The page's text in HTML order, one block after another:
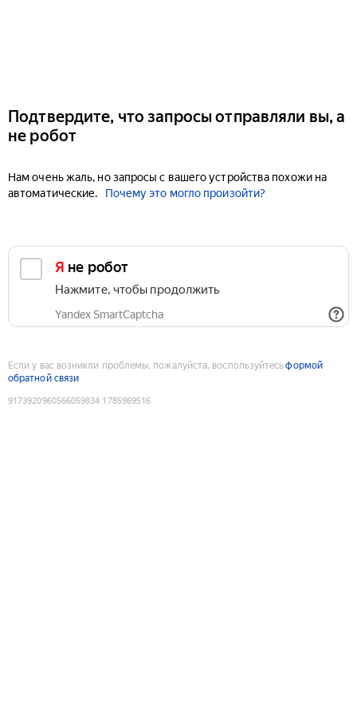
Подтвердите, что запросы отправляли вы, а
не робот
Нам очень жаль, но запросы с вашего устройства похожи на
автоматические.
Почему это могло произойти?
Я не робот
Нажмите, чтобы продолжить
Yandex SmartCaptcha
Если у вас возникли проблемы, пожалуйста, воспользуйтесьформой
обратной связи
9173920960566059834:1785969516